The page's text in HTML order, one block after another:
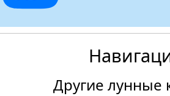
Другие лунные